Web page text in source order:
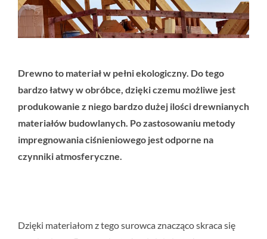
Drewno to materiał w pełni ekologiczny. Do tego
bardzo łatwy w obróbce, dzięki czemu możliwe jest
produkowanie z niego bardzo dużej ilości drewnianych
materiałów budowlanych. Po zastosowaniu metody
impregnowania ciśnieniowego jest odporne na
czynniki atmosferyczne.
Dzięki materiałom z tego surowca znacząco skraca się